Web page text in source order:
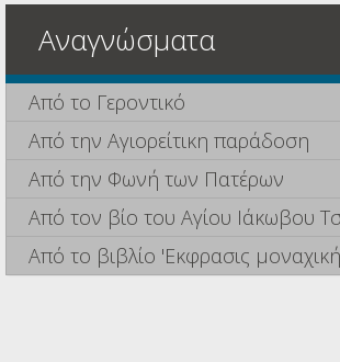
Αναγνώσματα
Από το Γεροντικό
Από την Αγιορείτικη παράδοση
Από την Φωνή των Πατέρων
Από τον βίο του Αγίου Ιάκωβου
Από το βιβλίο 'Εκφρασις